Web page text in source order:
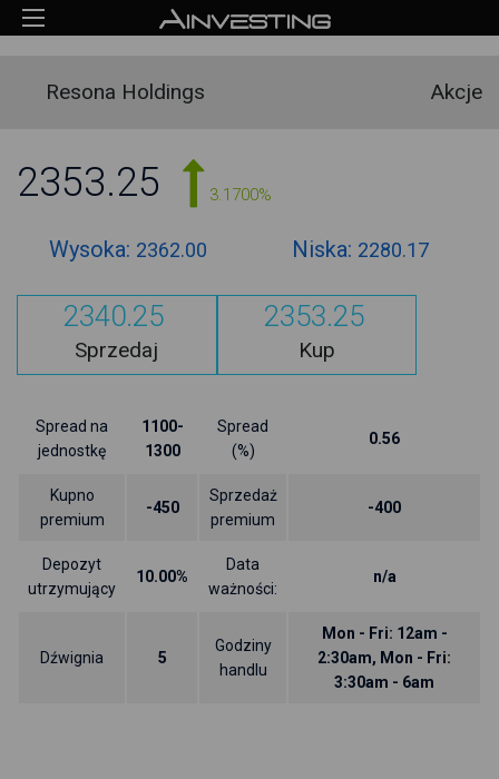
Resona Holdings Akcje
2353.25 3.1700%
Wysoka: 2362.00 Niska: 2280.17
2340.25
Sprzedaj
2353.25
Kup
Spread na
jednostkę
1100-
1300
Spread
(%)
0.56
Kupno
premium
-450
Sprzedaż
premium
-400
Depozyt
utrzymujący
10.00%
Data
ważności:
n/a
Dźwignia 5
Godziny
handlu
Mon - Fri: 12am -
2:30am, Mon - Fri:
3:30am - 6am